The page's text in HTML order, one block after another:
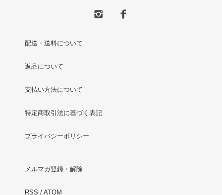
配送・送料について
返品について
支払い方法について
特定商取引法に基づく表記
プライバシーポリシー
メルマガ登録・解除
RSS / ATOM